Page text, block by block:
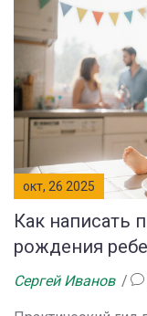
окт, 26 2025
Как написать
рождения
Сергей Иванов